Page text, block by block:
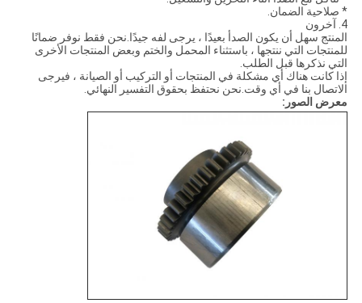
* صلاحية الضمان.
4. آخرون
المنتج سهل أن يكون الصدأ بعيدًا ، يرجى لفه جيدًا.نحن فقط نوفر ضمانًا
للمنتجات التي ننتجها ، باستثناء المحمل والختم وبعض المنتجات الأخرى
التي نذكرها قبل الطلب.
إذا كانت هناك أي مشكلة في المنتجات أو التركيب أو الصيانة ، فيرجى
الاتصال بنا في أي وقت.نحن نحتفظ بحقوق التفسير النهائي.
معرض الصور: